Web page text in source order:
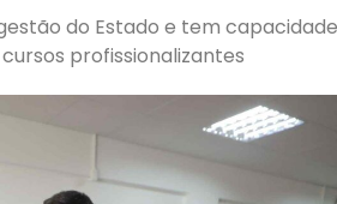
do Estado e tem
profissionalizantes